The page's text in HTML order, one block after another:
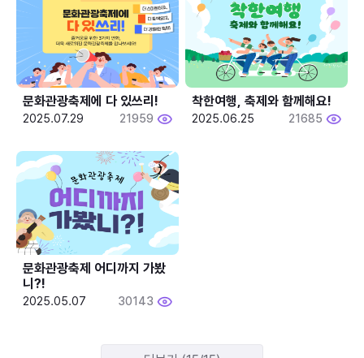
문화관광축제에 다 있쓰리!
2025.07.29 21959
착한여행, 축제와 함께해요!
2025.06.25 21685
문화관광축제 어디까지 가봤
니?!
2025.05.07 30143